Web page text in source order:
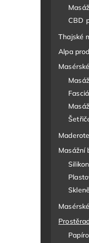
CBD
Thajské
Alpa
Masážní